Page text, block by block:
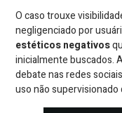
O caso trouxe
negligenciado por
estéticos negativos
inicialmente buscados.
debate nas redes
uso não supervisionado